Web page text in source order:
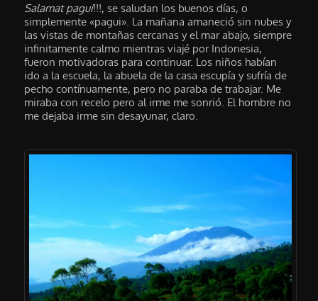
Salamat pagui!!!, se saludan los buenos días, o
simplemente «pagui». La mañana amaneció sin nubes y
las vistas de montañas cercanas y el mar abajo, siempre
infinitamente calmo mientras viajé por Indonesia,
fueron motivadoras para continuar. Los niños habían
ido a la escuela, la abuela de la casa escupía y sufría de
pecho contínuamente, pero no paraba de trabajar. Me
miraba con recelo pero al irme me sonrió. El hombre no
me dejaba irme sin desayunar, claro.